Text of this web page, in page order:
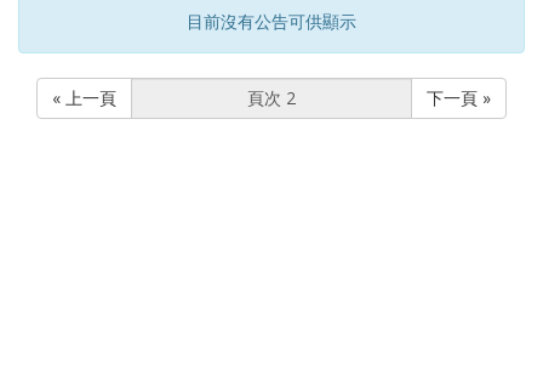
目前沒有公告可供顯示
« 上一頁 下一頁 »